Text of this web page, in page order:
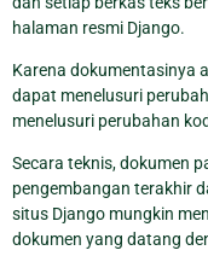
halaman resmi Django.
Karena dokumentasinya
dapat menelusuri
menelusuri perubahan
Secara teknis, dokumen
pengembangan terakhir
situs Django mungkin
dokumen yang datang